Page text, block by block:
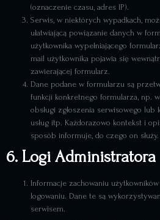
(oznaczenie czasu, adres IP).
Serwis, w niektórych wypadkach,
ułatwiającą powiązanie danych w
użytkownika wypełniającego
mail użytkownika pojawia się
zawierającej formularz.
Dane podane w formularzu są
funkcji konkretnego formularza, np.
obsługi zgłoszenia serwisowego lub
usług itp. Każdorazowo kontekst i
sposób informuje, do czego on służy.
6. Logi Administratora
Informacje zachowaniu
logowaniu. Dane te są
serwisem.